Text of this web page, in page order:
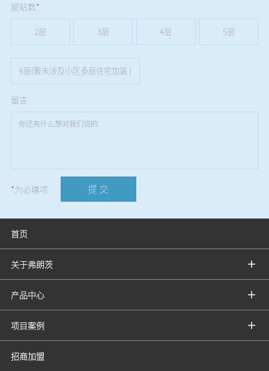
层站数*
2层 3层 4层 5层
6层(暂未涉及小区多层住宅加装 )
留言
*为必填项 提 交
首页
关于弗朗茨
产品中心
项目案例
招商加盟